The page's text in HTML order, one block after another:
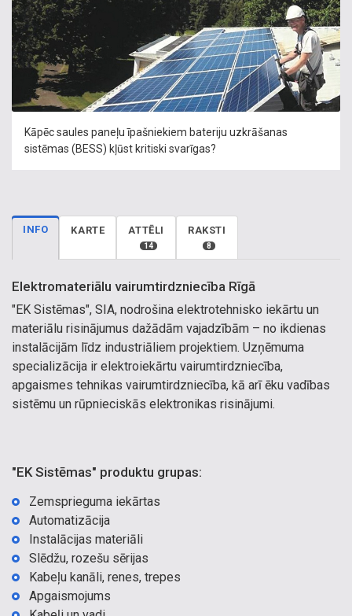
Kāpēc saules paneļu īpašniekiem bateriju uzkrāšanas
sistēmas (BESS) kļūst kritiski svarīgas?
INFO KARTE ATTĒLI
14
RAKSTI
8
Elektromateriālu vairumtirdzniecība Rīgā
"EK Sistēmas", SIA, nodrošina elektrotehnisko iekārtu un
materiālu risinājumus dažādām vajadzībām – no ikdienas
instalācijām līdz industriāliem projektiem. Uzņēmuma
specializācija ir elektroiekārtu vairumtirdzniecība,
apgaismes tehnikas vairumtirdzniecība, kā arī ēku vadības
sistēmu un rūpnieciskās elektronikas risinājumi.
"EK Sistēmas" produktu grupas:
Zemsprieguma iekārtas
Automatizācija
Instalācijas materiāli
Slēdžu, rozešu sērijas
Kabeļu kanāli, renes, trepes
Apgaismojums